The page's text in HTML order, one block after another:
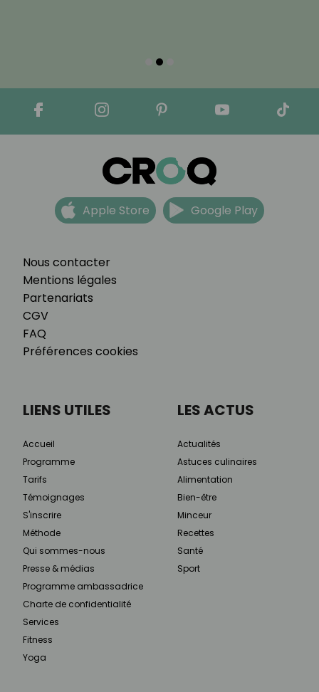
Nous contacter
Mentions légales
Partenariats
CGV
FAQ
Préférences cookies
Apple Store Google Play
LIENS UTILES
Accueil
Programme
Tarifs
Témoignages
S'inscrire
Méthode
Qui sommes-nous
Presse & médias
Programme ambassadrice
Charte de confidentialité
Services
Fitness
Yoga
LES ACTUS
Actualités
Astuces culinaires
Alimentation
Bien-être
Minceur
Recettes
Santé
Sport